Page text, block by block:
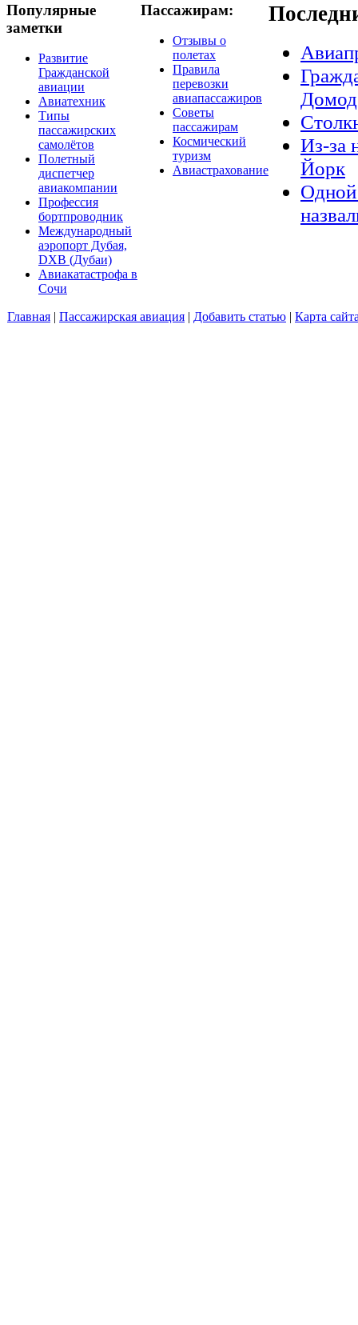
Популярные
заметки
Развитие
Гражданской
авиации
Авиатехник
Типы
пассажирских
самолётов
Полетный
диспетчер
авиакомпании
Профессия
бортпроводник
Международный
аэропорт Дубая,
DXB (Дубаи)
Авиакатастрофа в
Сочи
Пассажирам:
Отзывы о
полетах
Правила
перевозки
авиапассажиров
Советы
пассажирам
Космический
туризм
Авиастрахование
Из-за
Йорк
Одной
Главная | Пассажирская авиация | Добавить статью | Карта